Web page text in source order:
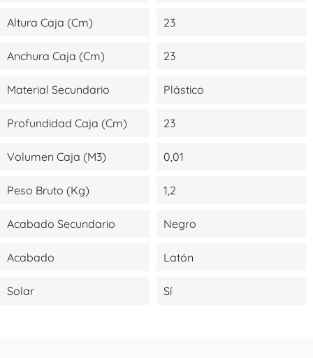
Altura Caja (cm) 23
Anchura Caja (cm) 23
Material Secundario Plástico
Profundidad Caja (cm) 23
Volumen Caja (m3) 0,01
Peso Bruto (kg) 1,2
Acabado Secundario Negro
Acabado Latón
Solar Sí